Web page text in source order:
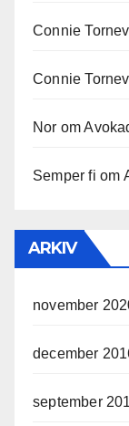
Connie
Connie
Nor om
Semper fi om
ARKIV
november
december
september